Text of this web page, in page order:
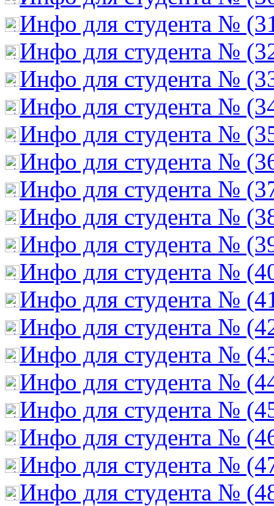
Инфо для студента №
Инфо для студента №
Инфо для студента №
Инфо для студента №
Инфо для студента №
Инфо для студента №
Инфо для студента №
Инфо для студента №
Инфо для студента №
Инфо для студента №
Инфо для студента №
Инфо для студента №
Инфо для студента №
Инфо для студента №
Инфо для студента №
Инфо для студента №
Инфо для студента №
Инфо для студента №